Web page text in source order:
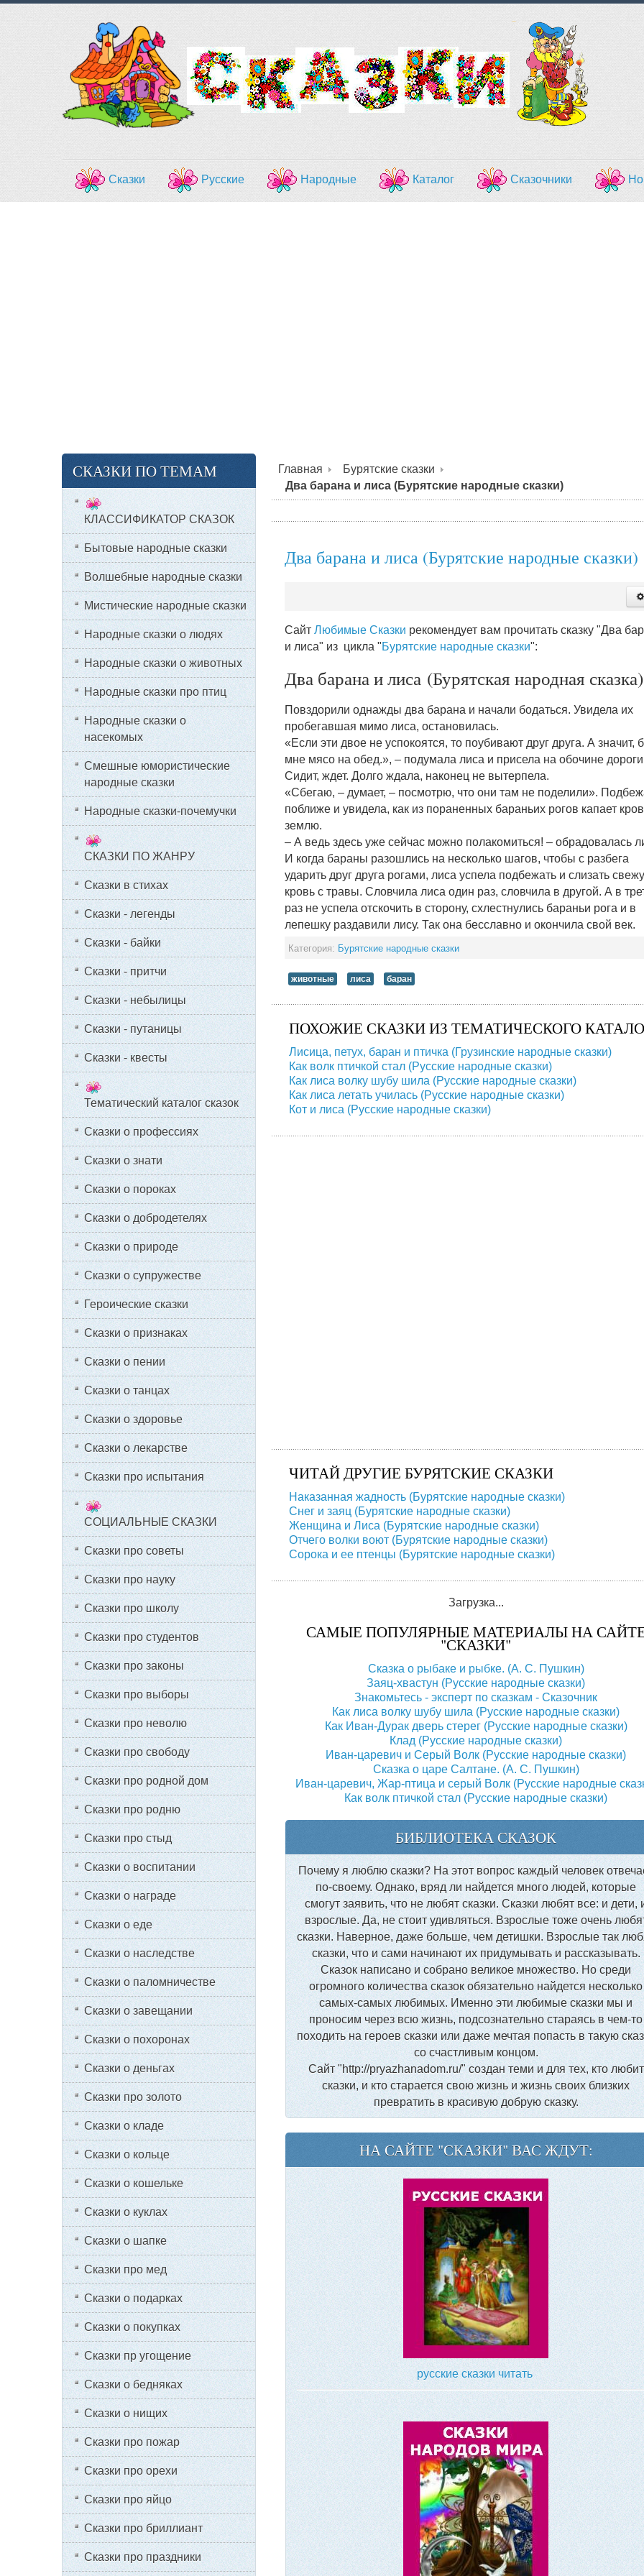
Сказки Русские Народные Каталог Сказочники
Главная
Бурятские сказки
Два барана и лиса (Бурятские народные сказки)
Два барана и лиса (Бурятские народные сказки)
Сайт Любимые Сказки рекомендует вам прочитать сказку "Два
и лиса" из цикла "Бурятские народные сказки":
Два барана и лиса (Бурятская народная сказка)
Повздорили однажды два барана и начали бодаться. Увидела их
пробегавшая мимо лиса, остановилась.
«Если эти двое не успокоятся, то поубивают друг друга. А значит,
мне мясо на обед.», – подумала лиса и присела на обочине
Сидит, ждет. Долго ждала, наконец не вытерпела.
«Сбегаю, – думает, – посмотрю, что они там не поделили».
поближе и увидела, как из пораненных бараньих рогов капает
землю.
– А ведь здесь уже сейчас можно полакомиться! – обрадовалась
И когда бараны разошлись на несколько шагов, чтобы с разбега
ударить друг друга рогами, лиса успела подбежать и слизать
кровь с травы. Словчила лиса один раз, словчила в другой. А в
раз не успела отскочить в сторону, схлестнулись бараньи рога и в
лепешку раздавили лису. Так она бесславно и окончила свой век.
Категория: Бурятские народные сказки
животные лиса баран
ПОХОЖИЕ СКАЗКИ ИЗ ТЕМАТИЧЕСКОГО
Лисица, петух, баран и птичка (Грузинские народные сказки)
Как волк птичкой стал (Русские народные сказки)
Как лиса волку шубу шила (Русские народные сказки)
Как лиса летать училась (Русские народные сказки)
Кот и лиса (Русские народные сказки)
ЧИТАЙ ДРУГИЕ БУРЯТСКИЕ СКАЗКИ
Наказанная жадность (Бурятские народные сказки)
Снег и заяц (Бурятские народные сказки)
Женщина и Лиса (Бурятские народные сказки)
Отчего волки воют (Бурятские народные сказки)
Сорока и ее птенцы (Бурятские народные сказки)
Загрузка...
САМЫЕ ПОПУЛЯРНЫЕ МАТЕРИАЛЫ НА
"СКАЗКИ"
Сказка о рыбаке и рыбке. (А. С. Пушкин)
Заяц-хвастун (Русские народные сказки)
Знакомьтесь - эксперт по сказкам - Сказочник
Как лиса волку шубу шила (Русские народные сказки)
Как Иван-Дурак дверь стерег (Русские народные сказки)
Клад (Русские народные сказки)
Иван-царевич и Серый Волк (Русские народные сказки)
Сказка о царе Салтане. (А. С. Пушкин)
Иван-царевич, Жар-птица и серый Волк (Русские народные
Как волк птичкой стал (Русские народные сказки)
БИБЛИОТЕКА СКАЗОК
Почему я люблю сказки? На этот вопрос каждый человек
по-своему. Однако, вряд ли найдется много людей, которые
смогут заявить, что не любят сказки. Сказки любят все: и дети,
взрослые. Да, не стоит удивляться. Взрослые тоже очень
сказки. Наверное, даже больше, чем детишки. Взрослые так
сказки, что и сами начинают их придумывать и рассказывать.
Сказок написано и собрано великое множество. Но среди
огромного количества сказок обязательно найдется несколько
самых-самых любимых. Именно эти любимые сказки мы и
проносим через всю жизнь, подсознательно стараясь в чем-то
походить на героев сказки или даже мечтая попасть в такую
со счастливым концом.
Сайт "http://pryazhanadom.ru/" создан теми и для тех, кто любит
сказки, и кто старается свою жизнь и жизнь своих близких
превратить в красивую добрую сказку.
НА САЙТЕ "СКАЗКИ" ВАС ЖДУТ:
русские сказки читать
СКАЗКИ ПО ТЕМАМ
КЛАССИФИКАТОР СКАЗОК
Бытовые народные сказки
Волшебные народные сказки
Мистические народные сказки
Народные сказки о людях
Народные сказки о животных
Народные сказки про птиц
Народные сказки о
насекомых
Смешные юмористические
народные сказки
Народные сказки-почемучки
СКАЗКИ ПО ЖАНРУ
Сказки в стихах
Сказки - легенды
Сказки - байки
Сказки - притчи
Сказки - небылицы
Сказки - путаницы
Сказки - квесты
Тематический каталог сказок
Сказки о профессиях
Сказки о знати
Сказки о пороках
Сказки о добродетелях
Сказки о природе
Сказки о супружестве
Героические сказки
Сказки о признаках
Сказки о пении
Сказки о танцах
Сказки о здоровье
Сказки о лекарстве
Сказки про испытания
СОЦИАЛЬНЫЕ СКАЗКИ
Сказки про советы
Сказки про науку
Сказки про школу
Сказки про студентов
Сказки про законы
Сказки про выборы
Сказки про неволю
Сказки про свободу
Сказки про родной дом
Сказки про родню
Сказки про стыд
Сказки о воспитании
Сказки о награде
Сказки о еде
Сказки о наследстве
Сказки о паломничестве
Сказки о завещании
Сказки о похоронах
Сказки о деньгах
Сказки про золото
Сказки о кладе
Сказки о кольце
Сказки о кошельке
Сказки о куклах
Сказки о шапке
Сказки про мед
Сказки о подарках
Сказки о покупках
Сказки пр угощение
Сказки о бедняках
Сказки о нищих
Сказки про пожар
Сказки про орехи
Сказки про яйцо
Сказки про бриллиант
Сказки про праздники